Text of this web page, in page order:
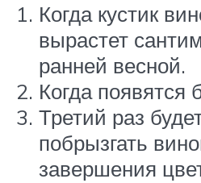
Когда кустик
вырастет
ранней весной.
Когда появятся
Третий раз
побрызгать
завершения